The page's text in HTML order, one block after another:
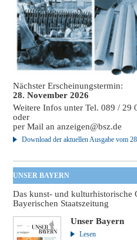
Nächster Erscheinungstermin:
28. November 2026
Weitere Infos unter Tel. 089 / 29
oder
per Mail ananzeigen@bsz.de
Download der aktuellen Ausgabe vom
UNSER BAYERN
Das kunst- und kulturhistorische
Bayerischen Staatszeitung
Unser Bayern
Lesen